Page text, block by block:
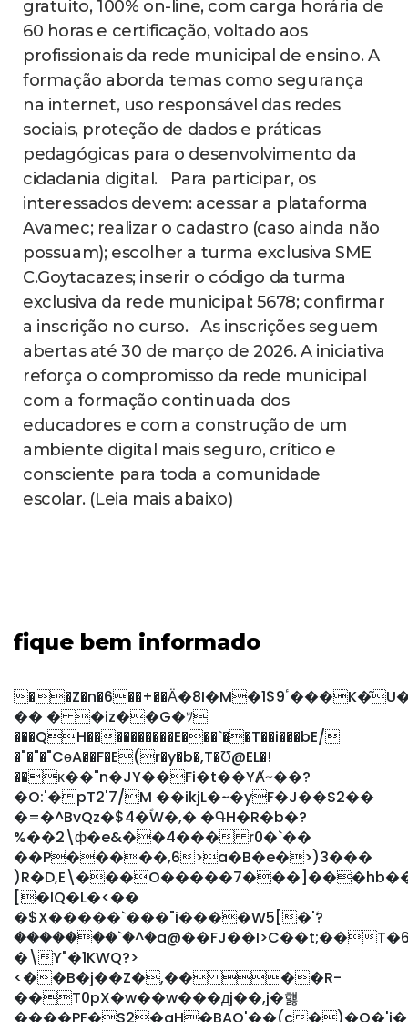
gratuito, 100% on-line, com carga horária de
60 horas e certificação, voltado aos
profissionais da rede municipal de ensino. A
formação aborda temas como segurança
na internet, uso responsável das redes
sociais, proteção de dados e práticas
pedagógicas para o desenvolvimento da
cidadania digital. Para participar, os
interessados devem: acessar a plataforma
Avamec; realizar o cadastro (caso ainda não
possuam); escolher a turma exclusiva SME
C.Goytacazes; inserir o código da turma
exclusiva da rede municipal: 5678; confirmar
a inscrição no curso. As inscrições seguem
abertas até 30 de março de 2026. A iniciativa
reforça o compromisso da rede municipal
com a formação continuada dos
educadores e com a construção de um
ambiente digital mais seguro, crítico e
consciente para toda a comunidade
escolar. (Leia mais abaixo)
fique bem informado
��Z�n�6��+��Ӓ�8I�M�ٴ9$1���K�͂U�r�����=����:�,;��lGP\��E�5��y~��
�� � �iz��G�ﾂ
���QH����������E���`��T��i���bE/
�"�"�"CɵA��F�E(r�y�b�,T�Ʊ@EL�!
��κ��"n�JY��Fi�t��YȺ~��?
�O:'�pT2'7/M ��ikjL�~�yF�J��S2��
�=�^BvQz�$4�ؐW�,� �ԳH�R�b�?
%��2\ф�e&��4��� r0�`��
��P�����,6>a�B�e�>)3���
[�IQ�L�<��
�$X�����`���"i����W5[�'ؘ?
�������`�^�a@��FJ��I>C��t;��
�\Y"�1KWQ?>
<��B�j��Z�,�� ��R-
��T0pX�w��w���дj��,j�햻
����PF�S2�aH�BAQ'��(c